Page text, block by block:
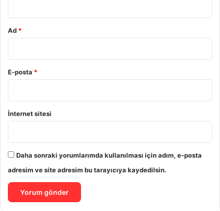
Ad *
E-posta *
İnternet sitesi
Daha sonraki yorumlarımda kullanılması için adım, e-posta
adresim ve site adresim bu tarayıcıya kaydedilsin.